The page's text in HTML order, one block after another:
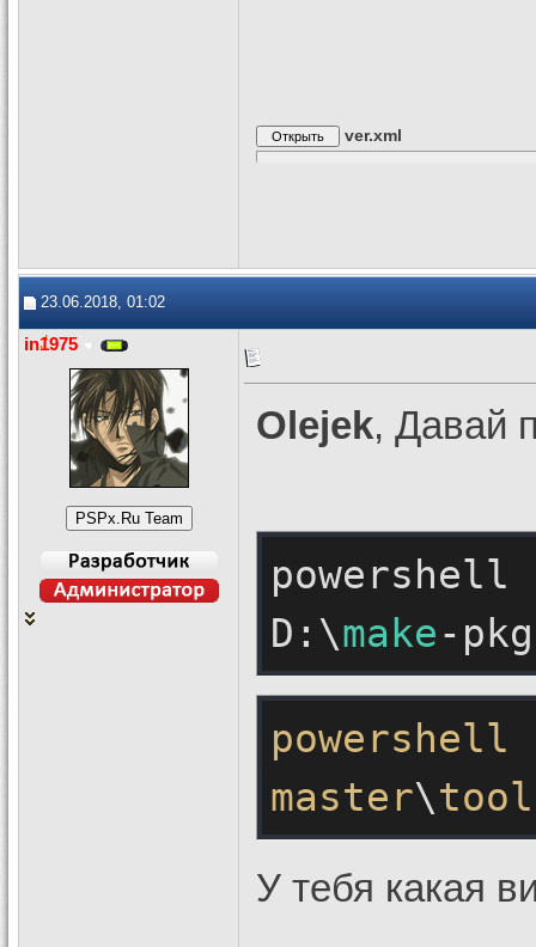
ver.xml
23.06.2018, 01:02
in1975
Olejek, Давай
D:\make-
powershell
master\
У тебя какая